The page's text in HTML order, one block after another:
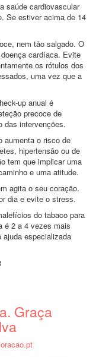
saúde cardiovascular
Se estiver acima de 14
nem tão salgado. O
cardíaca. Evite
os rótulos dos
uma vez que a
up anual é
precoce de
das intervenções.
aumenta o risco de
hipertensão ou de
tem que implicar uma
e uma atitude.
agita o seu coração.
dia e evite o stress.
do tabaco para
é 2 a 4 vezes mais
ajuda especializada
Graça